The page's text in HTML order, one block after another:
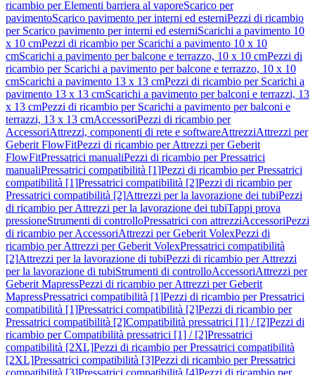
ricambio per Elementi barriera al vaporeScarico per
pavimentoScarico pavimento per interni ed esterniPezzi di ricambio
per Scarico pavimento per interni ed esterniScarichi a pavimento 10
x 10 cmPezzi di ricambio per Scarichi a pavimento 10 x 10
cmScarichi a pavimento per balcone e terrazzo, 10 x 10 cmPezzi di
ricambio per Scarichi a pavimento per balcone e terrazzo, 10 x 10
cmScarichi a pavimento 13 x 13 cmPezzi di ricambio per Scarichi a
pavimento 13 x 13 cmScarichi a pavimento per balconi e terrazzi, 13
x 13 cmPezzi di ricambio per Scarichi a pavimento per balconi e
terrazzi, 13 x 13 cmAccessoriPezzi di ricambio per
AccessoriAttrezzi, componenti di rete e softwareAttrezziAttrezzi per
Geberit FlowFitPezzi di ricambio per Attrezzi per Geberit
FlowFitPressatrici manualiPezzi di ricambio per Pressatrici
manualiPressatrici compatibilità [1]Pezzi di ricambio per Pressatrici
compatibilità [1]Pressatrici compatibilità [2]Pezzi di ricambio per
Pressatrici compatibilità [2]Attrezzi per la lavorazione dei tubiPezzi
di ricambio per Attrezzi per la lavorazione dei tubiTappi prova
pressioneStrumenti di controlloPressatrici con attrezziAccessoriPezzi
di ricambio per AccessoriAttrezzi per Geberit VolexPezzi di
ricambio per Attrezzi per Geberit VolexPressatrici compatibilità
[2]Attrezzi per la lavorazione di tubiPezzi di ricambio per Attrezzi
per la lavorazione di tubiStrumenti di controlloAccessoriAttrezzi per
Geberit MapressPezzi di ricambio per Attrezzi per Geberit
MapressPressatrici compatibilità [1]Pezzi di ricambio per Pressatrici
compatibilità [1]Pressatrici compatibilità [2]Pezzi di ricambio per
Pressatrici compatibilità [2]Compatibilità pressatrici [1] / [2]Pezzi di
ricambio per Compatibilità pressatrici [1] / [2]Pressatrici
compatibilità [2XL]Pezzi di ricambio per Pressatrici compatibilità
[2XL]Pressatrici compatibilità [3]Pezzi di ricambio per Pressatrici
compatibilità [3]Pressatrici compatibilità [4]Pezzi di ricambio per